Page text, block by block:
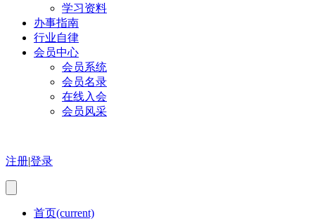
学习资料
办事指南
行业自律
会员中心
会员系统
会员名录
在线入会
会员风采
注册|登录
首页(current)